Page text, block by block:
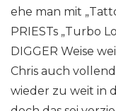
ehe man mit
PRIESTs „Turbo
DIGGER Weise
Chris auch
wieder zu weit in